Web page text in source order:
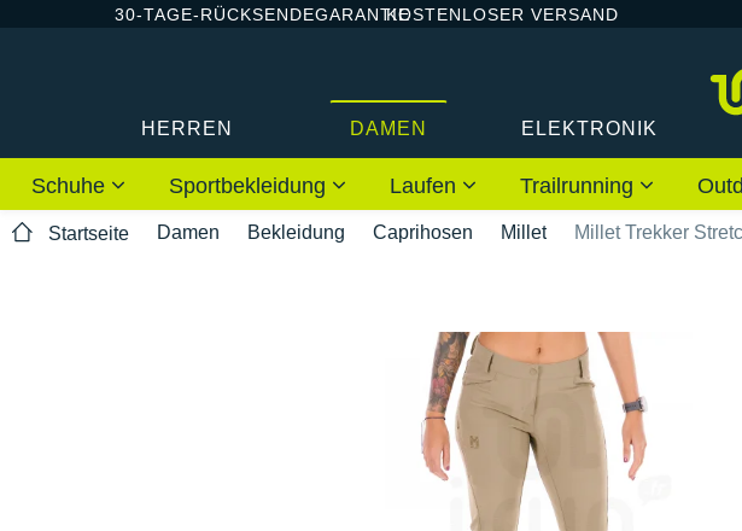
30-TAGE-RÜCKSENDEGARANTIEKOSTENLOSER VERSAND
HERREN DAMEN ELEKTRONIK
Schuhe Sportbekleidung Laufen Trailrunning
Startseite Damen Bekleidung Caprihosen Millet Millet Trekker